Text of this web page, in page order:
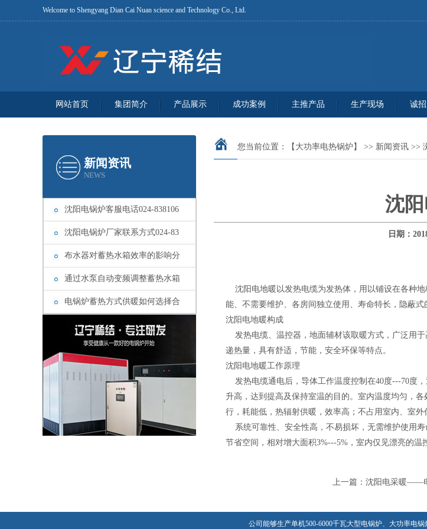
Welcome to Shengyang Dian Cai Nuan science and Technology Co., Ltd.
网站首页 集团简介 产品展示 成功案例 主推产品 生产现场 诚
新闻资讯
NEWS
沈阳电锅炉客服电话024-838106
沈阳电锅炉厂家联系方式024-83
布水器对蓄热水箱效率的影响分
通过水泵自动变频调整蓄热水箱
电锅炉蓄热方式供暖如何选择合
您当前位置： 【大功率电热锅炉】 >> 新闻资讯 >>
沈
日期：
沈阳电地暖以发热电缆为发热体，用以铺设在各种
能、不需要维护、各房间独立使用、寿命特长，隐蔽式
沈阳电地暖构成
发热电缆、温控器，地面辅材该取暖方式，广泛用
递热量，具有舒适，节能，安全环保等特点。
沈阳电地暖工作原理
发热电缆通电后，导体工作温度控制在40度---70度
升高，达到提高及保持室温的目的。室内温度均匀，
行，耗能低，热辐射供暖，效率高；不占用室内、室外
系统可靠性、安全性高，不易损坏，无需维护使用寿
节省空间，相对增大面积3%---5%，室内仅见漂亮的温
上一篇： 沈阳电采暖——
公司能够生产单机500-6000千瓦大型电锅炉、大功率电